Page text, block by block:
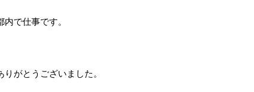
内で仕事です。
りがとうございました。